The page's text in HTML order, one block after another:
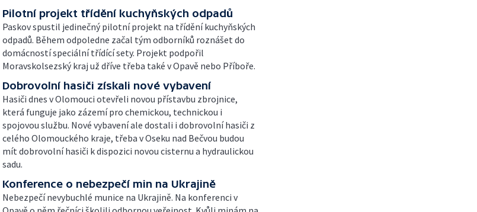
Pilotní projekt třídění kuchyňských odpadů
Paskov spustil jedinečný pilotní projekt na třídění kuchyňských
odpadů. Během odpoledne začal tým odborníků roznášet do
domácností speciální třídící sety. Projekt podpořil
Moravskolsezský kraj už dříve třeba také v Opavě nebo Příboře.
Dobrovolní hasiči získali nové vybavení
Hasiči dnes v Olomouci otevřeli novou přístavbu zbrojnice,
která funguje jako zázemí pro chemickou, technickou i
spojovou službu. Nové vybavení ale dostali i dobrovolní hasiči z
celého Olomouckého kraje, třeba v Oseku nad Bečvou budou
mít dobrovolní hasiči k dispozici novou cisternu a hydraulickou
sadu.
Konference o nebezpečí min na Ukrajině
Nebezpečí nevybuchlé munice na Ukrajině. Na konferenci v